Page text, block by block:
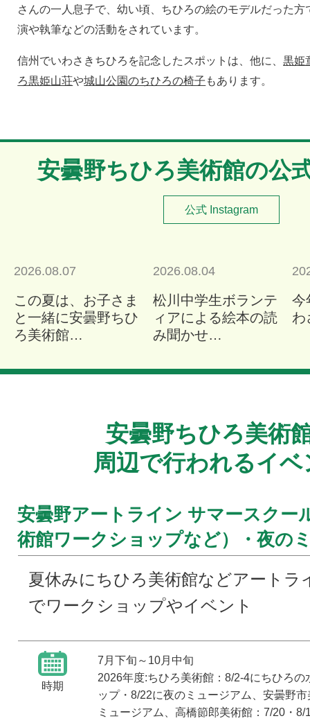
さんの一人息子で、幼い頃、ちひろの絵のモデルだった
演や執筆などの活動をされています。
信州でいわさきちひろを記念したスポットは、他に、黒姫
ろ黒姫山荘や城山公園のちひろの椅子 もあります。
安曇野ちひろ美術館の公
公式 Instagram
2026.08.07
この夏は、お子さま
と一緒に安曇野ちひ
ろ美術館…
2026.08.04
松川中学生ボランテ
ィアによる絵本の読
み聞かせ…
今
わ
安曇野ちひろ美術
周辺で行われるイベ
安曇野アートライン サマースクー
術館ワークショップなど）・夜の
夏休みにちひろ美術館などアートラ
でワークショップやイベント
時期
7月下旬～10月中旬
2026年度:ちひろ美術館：8/2-4にちひろの
ップ・8/22に夜のミュージアム、安曇野
ミュージアム、高橋節郎美術館：7/20・